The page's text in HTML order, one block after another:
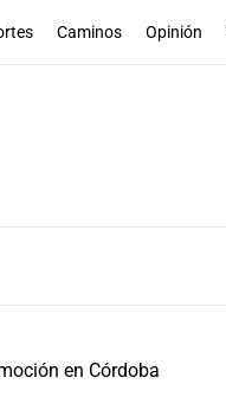
Caminos Opinión
en Córdoba